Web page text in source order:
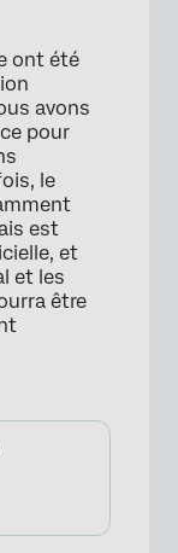
ont été
avons
pour
le
est
et
et les
être